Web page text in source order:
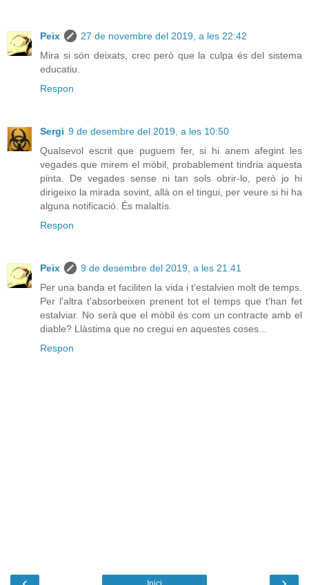
Peix
27 de novembre del 2019, a les 22:42
Mira si són deixats, crec però que la culpa és del sistema
educatiu.
Respon
Sergi 9 de desembre del 2019, a les 10:50
Qualsevol escrit que puguem fer, si hi anem afegint les
vegades que mirem el mòbil, probablement tindria aquesta
pinta. De vegades sense ni tan sols obrir-lo, però jo hi
dirigeixo la mirada sovint, allà on el tingui, per veure si hi ha
alguna notificació. És malaltís.
Respon
Peix
9 de desembre del 2019, a les 21:41
Per una banda et faciliten la vida i t'estalvien molt de temps.
Per l'altra t'absorbeixen prenent tot el temps que t'han fet
estalviar. No serà que el mòbil és com un contracte amb el
diable? Llàstima que no cregui en aquestes coses...
Respon